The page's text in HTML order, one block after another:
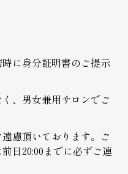
に身分証明書のご提示
、男女兼用サロンでご
慮頂いております。ご
日20:00までに必ずご連